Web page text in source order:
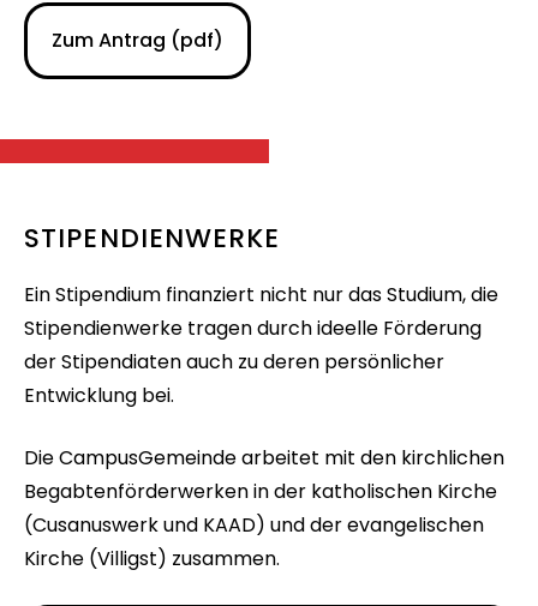
Zum Antrag (pdf)
STIPENDIENWERKE
Ein Stipendium finanziert nicht nur das Studium, die
Stipendienwerke tragen durch ideelle Förderung
der Stipendiaten auch zu deren persönlicher
Entwicklung bei.
Die CampusGemeinde arbeitet mit den kirchlichen
Begabtenförderwerken in der katholischen Kirche
(Cusanuswerk und KAAD) und der evangelischen
Kirche (Villigst) zusammen.